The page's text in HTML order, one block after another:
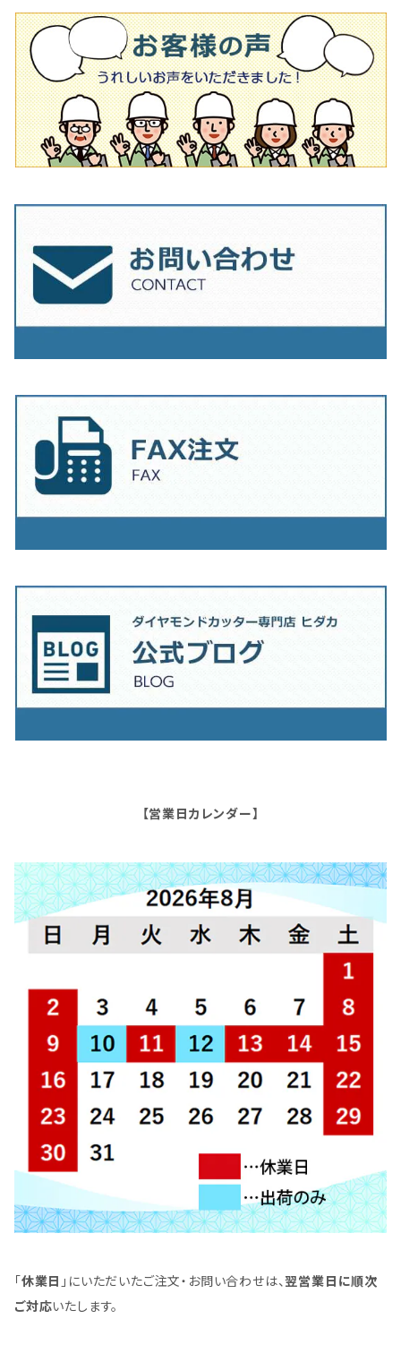
タイル針
タイル針
その他
オフセットタイプ（ハットタイプ
205ｍｍ（8インチ）
230mm（9インチ）
180mm（7インチ）
205mm（8インチ）
230mm（9インチ）
150ｍｍ（6インチ）
180ｍｍ（7インチ）
205mm（8インチ）
【営業日カレンダー】
「休業日 」にいただいたご注文・お問い合わせは、翌営業日に順次
ご対応いたします。